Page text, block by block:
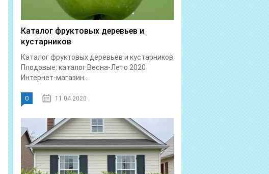
Каталог фруктовых деревьев и
кустарников
Каталог фруктовых деревьев и кустарников
Плодовые: каталог Весна-Лето 2020
Интернет-магазин...
0 11.04.2020